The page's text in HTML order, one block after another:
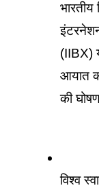
भारतीय
(IIBX)
आयात
की
विश्व